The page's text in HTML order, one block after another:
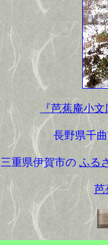
『芭蕉庵小
長野県千
三重県伊賀市の ふる
芭